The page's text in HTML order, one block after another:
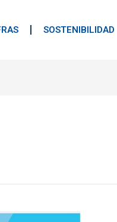
SOSTENIBILIDAD